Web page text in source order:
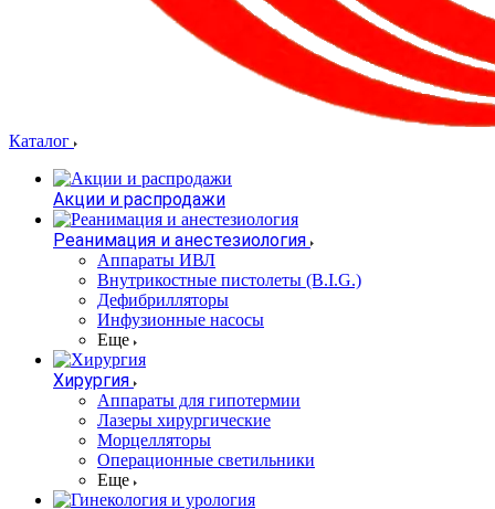
Каталог
Акции и распродажи
Реанимация и анестезиология
Аппараты ИВЛ
Внутрикостные пистолеты (B.I.G.)
Дефибрилляторы
Инфузионные насосы
Еще
Хирургия
Аппараты для гипотермии
Лазеры хирургические
Морцелляторы
Операционные светильники
Еще